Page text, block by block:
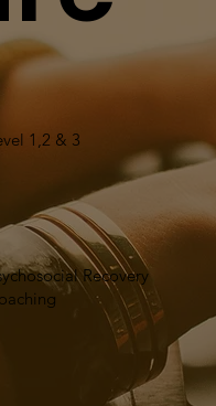
1,2 & 3
Recovery